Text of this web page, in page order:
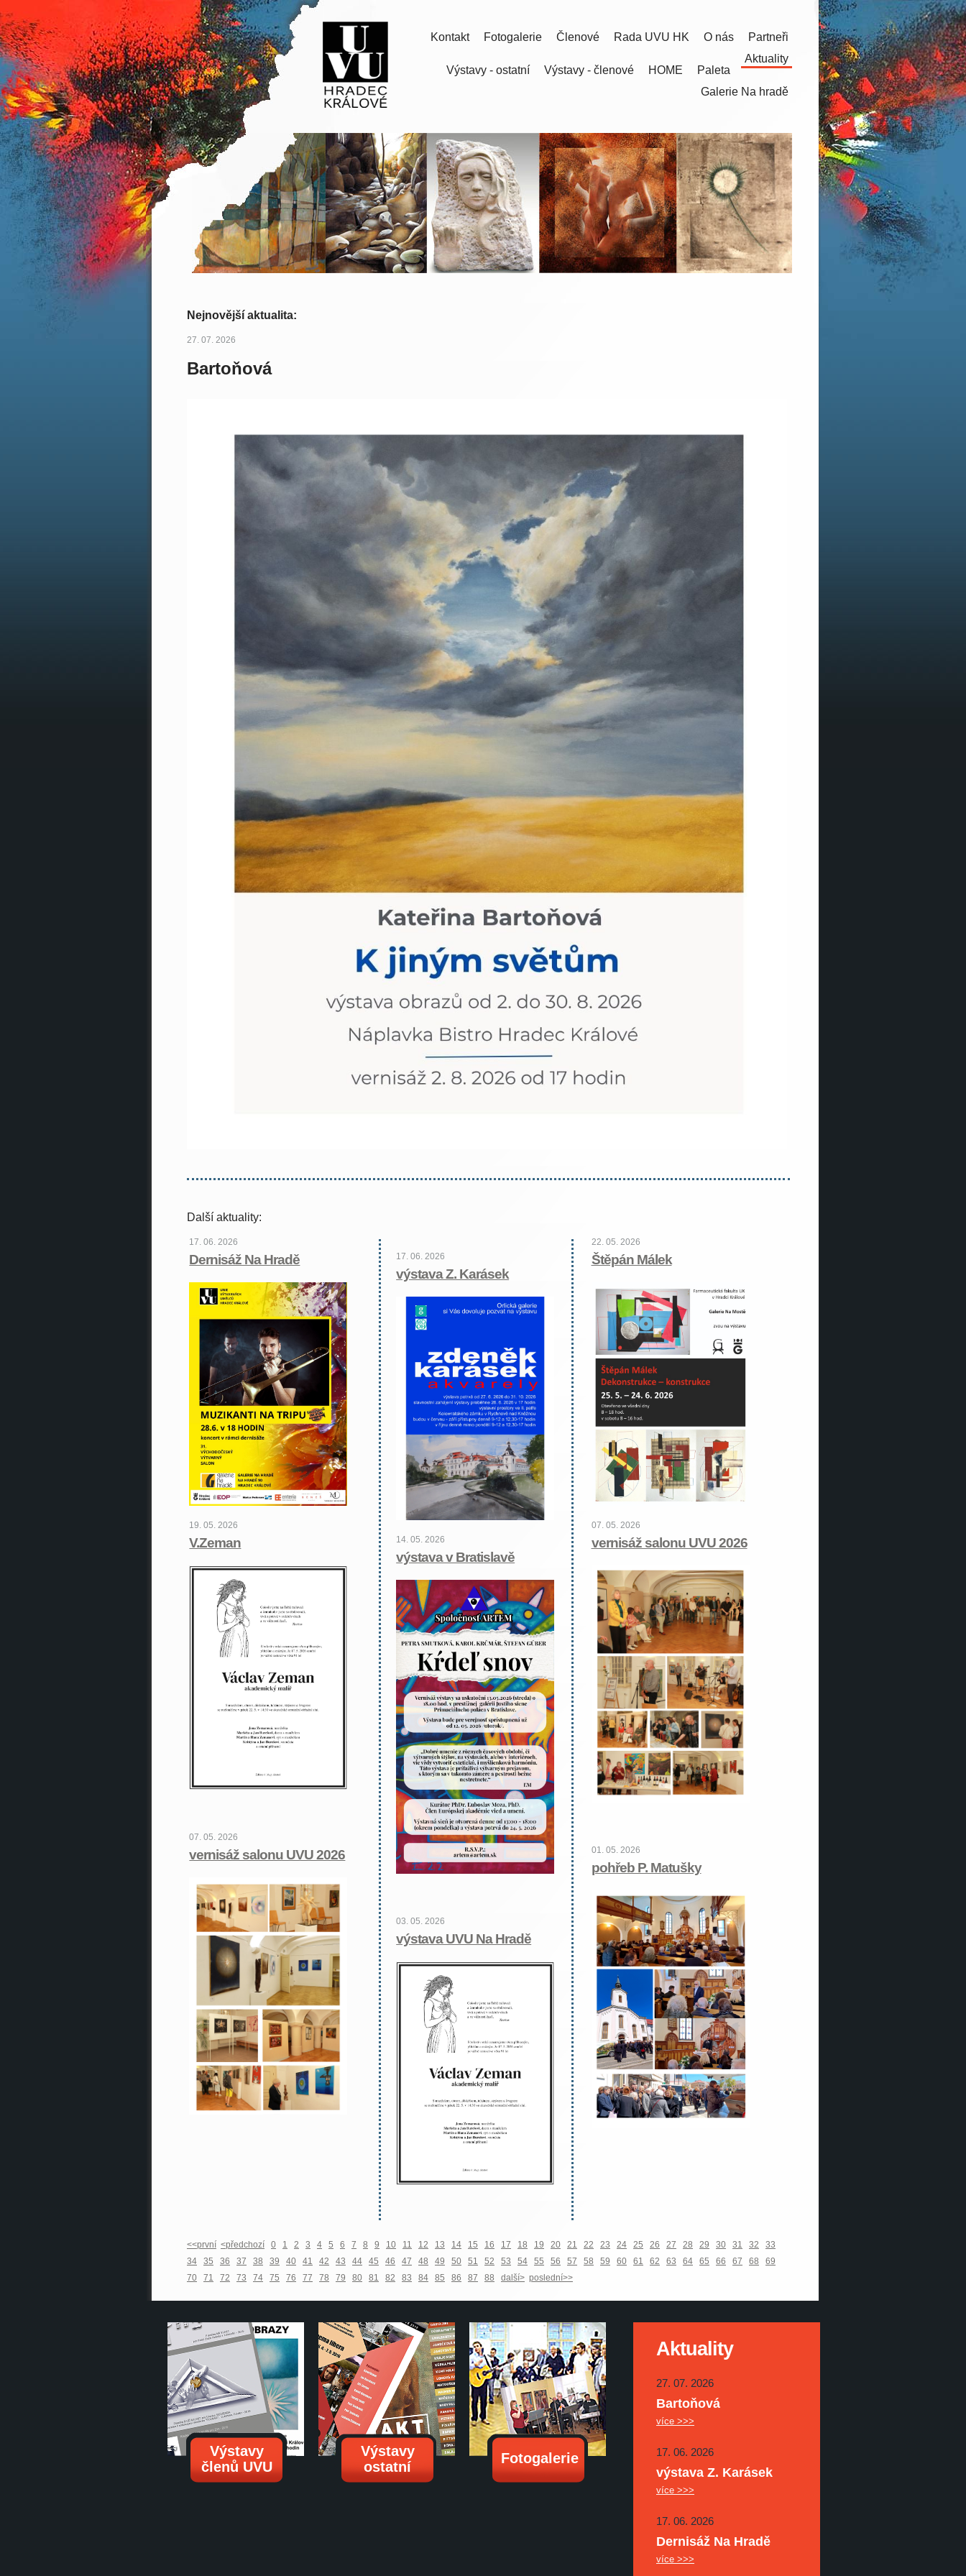
Partneři
O nás
Rada UVU HK
Členové
Fotogalerie
Kontakt
Aktuality
Paleta
HOME
Výstavy - členové
Výstavy - ostatní
Galerie Na hradě
Nejnovější aktualita:
27. 07. 2026
Bartoňová
Další aktuality:
17. 06. 2026
Dernisáž Na Hradě
19. 05. 2026
V.Zeman
07. 05. 2026
vernisáž salonu UVU 2026
22. 05. 2026
Štěpán Málek
07. 05. 2026
vernisáž salonu UVU 2026
01. 05. 2026
pohřeb P. Matušky
17. 06. 2026
výstava Z. Karásek
14. 05. 2026
výstava v Bratislavě
03. 05. 2026
výstava UVU Na Hradě
<<první <předchozí 0 1 2 3 4 5 6 7 8 9 10 11 12 13 14 15 16 17 18 19 20 21 22 23 24 25 26 27 28 29 30 31 32
33
34
35 36 37 38 39 40 41 42 43 44 45 46 47 48 49 50 51 52 53 54 55 56 57 58 59 60 61 62 63 64 65 66 67 68
69
70
71 72 73 74 75 76 77 78 79 80 81 82 83 84 85 86 87 88 další> poslední>>
Výstavy
členů UVU
Výstavy
ostatní
Fotogalerie
Aktuality
27. 07. 2026
Bartoňová
více >>>
17. 06. 2026
výstava Z. Karásek
více >>>
17. 06. 2026
Dernisáž Na Hradě
více >>>